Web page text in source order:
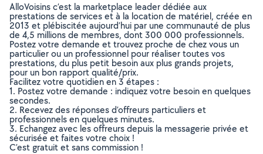
AlloVoisins c’est la marketplace leader dédiée aux
prestations de services et à la location de matériel, créée en
2013 et plébiscitée aujourd’hui par une communauté de plus
de 4,5 millions de membres, dont 300 000 professionnels.
Postez votre demande et trouvez proche de chez vous un
particulier ou un professionnel pour réaliser toutes vos
prestations, du plus petit besoin aux plus grands projets,
pour un bon rapport qualité/prix.
Facilitez votre quotidien en 3 étapes :
1. Postez votre demande : indiquez votre besoin en quelques
secondes.
2. Recevez des réponses d’offreurs particuliers et
professionnels en quelques minutes.
3. Echangez avec les offreurs depuis la messagerie privée et
sécurisée et faites votre choix !
C’est gratuit et sans commission !